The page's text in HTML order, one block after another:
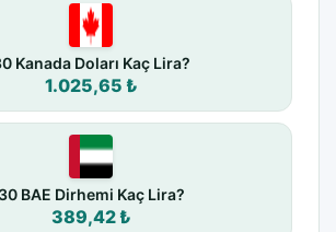
Kanada Doları Kaç Lira?
1.025,65 ₺
30 BAE Dirhemi Kaç Lira?
389,42 ₺